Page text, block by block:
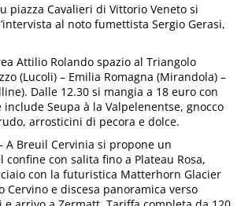
piazza Cavalieri di Vittorio Veneto si
al noto fumettista Sergio Gerasi,
Attilio Rolando spazio al Triangolo
(Lucoli) – Emilia Romagna (Mirandola) –
Dalle 12.30 si mangia a 18 euro con
Seupa à la Valpelenentse, gnocco
arrosticini di pecora e dolce.
A Breuil Cervinia si propone un
con salita fino a Plateau Rosa,
con la futuristica Matterhorn Glacier
Cervino e discesa panoramica verso